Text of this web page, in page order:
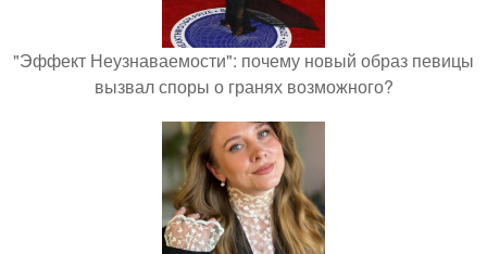
"Эффект Неузнаваемости": почему новый образ певицы
вызвал споры о гранях возможного?